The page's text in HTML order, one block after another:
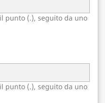
punto (.), seguito da uno
punto (.), seguito da uno